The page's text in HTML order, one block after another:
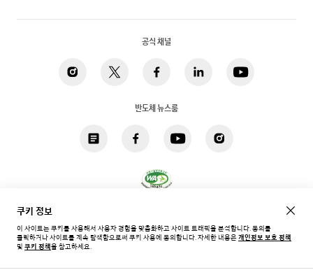
공식 채널
반도체 뉴스룸
한국 / 한국어
쿠키 정보
이 사이트는 쿠키를 사용해서 사용자 경험을 맞춤화하고 사이트 트래픽을 분석합니다. 동의를
클릭하거나 사이트를 계속 탐색함으로써 쿠키 사용에 동의합니다.자세한 내용은개인정보 보호 정책
및 쿠키 정책을 참고하세요.